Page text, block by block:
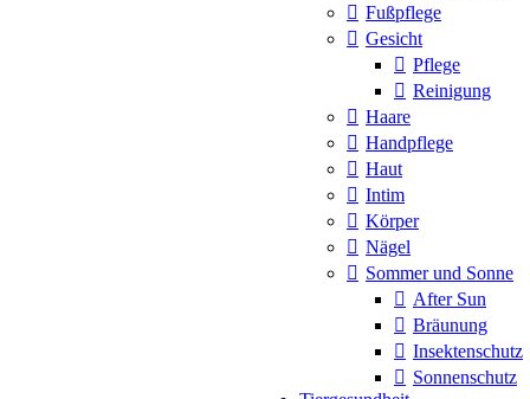
Fußpflege
Gesicht
Pflege
Reinigung
Haare
Handpflege
Haut
Intim
Körper
Nägel
Sommer und Sonne
After Sun
Bräunung
Insektenschutz
Sonnenschutz